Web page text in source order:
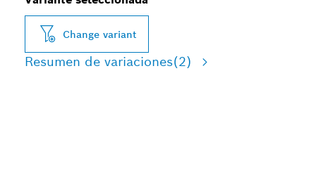
Change variant
Resumen de variaciones(2)